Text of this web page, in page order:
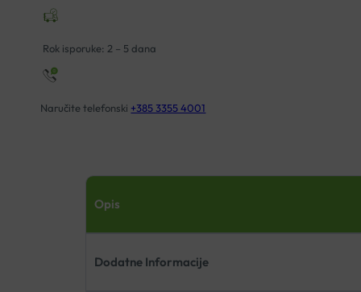
Rok isporuke: 2 – 5 dana
Naručite telefonski +385 3355 4001
Opis
Dodatne Informacije